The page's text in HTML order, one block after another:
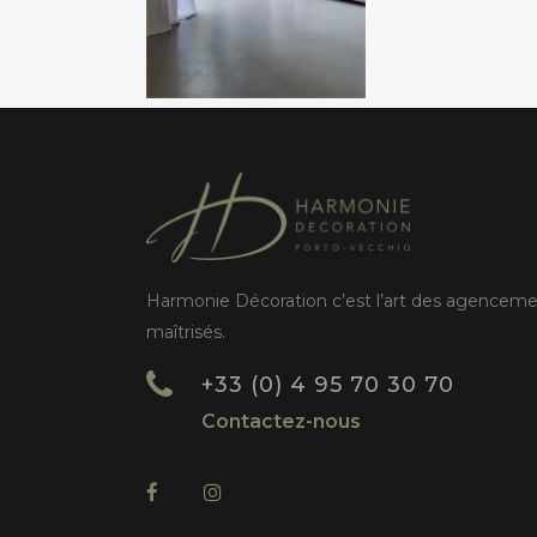
Harmonie Décoration c’est l’art des
maîtrisés.
+33 (0) 4 95 70 30 70
Contactez-nous